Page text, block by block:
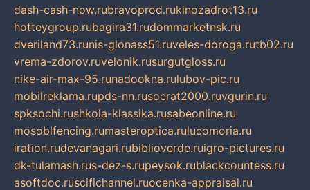
dash-cash-now.rubravoprod.rukinozadrot13.ru
hotteygroup.rubagira31.rudommarketnsk.ru
dveriland73.runis-glonass51.ruveles-doroga.rutb02.ru
vrema-zdorov.ruvelonik.rusurgutgloss.ru
nike-air-max-95.runadookna.rulubov-pic.ru
mobilreklama.rupds-nn.rusocrat2000.ruvgurin.ru
spksochi.rushkola-klassika.rusabeonline.ru
mosoblfencing.rumasteroptica.rulucomoria.ru
iration.rudevanagari.rubiblioverde.ruigro-pictures.ru
dk-tulamash.rus-dez-s.rupeysok.rublackcountess.ru
asoftdoc.ruscifichannel.ruocenka-appraisal.ru